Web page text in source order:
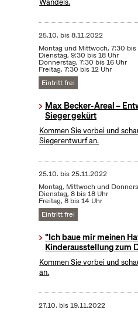
Wandels.
25.10. bis8.11.2022
Montag und Mittwoch, 7:30 bis
Dienstag, 9:30 bis 18 Uhr
Donnerstag, 7:30 bis 16 Uhr
Freitag, 7:30 bis 12 Uhr
Eintritt frei
Max Becker-Areal –
Sieger gekürt
Kommen Sie vorbei und
Siegerentwurf an.
25.10. bis25.11.2022
Montag, Mittwoch und
Dienstag, 8 bis 18 Uhr
Freitag, 8 bis 14 Uhr
Eintritt frei
"Ich baue mir meinen
Kinderausstellung zum
Kommen Sie vorbei und
an.
27.10. bis19.11.2022